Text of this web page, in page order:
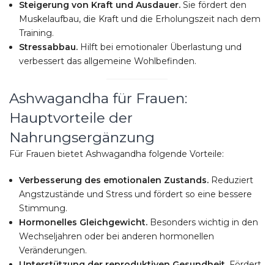
Steigerung von Kraft und Ausdauer. Sie fördert den
Muskelaufbau, die Kraft und die Erholungszeit nach dem
Training.
Stressabbau. Hilft bei emotionaler Überlastung und
verbessert das allgemeine Wohlbefinden.
Ashwagandha für Frauen:
Hauptvorteile der
Nahrungsergänzung
Für Frauen bietet Ashwagandha folgende Vorteile:
Verbesserung des emotionalen Zustands. Reduziert
Angstzustände und Stress und fördert so eine bessere
Stimmung.
Hormonelles Gleichgewicht. Besonders wichtig in den
Wechseljahren oder bei anderen hormonellen
Veränderungen.